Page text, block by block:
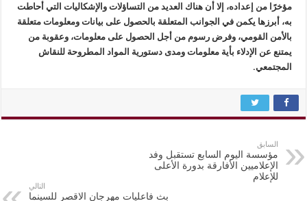
مؤخرًا من إعداده، إلا أن هناك العديد من التساؤلات والإشكاليات التي أحاطت
به، أبرزها يكمن في الجوانب المتعلقة بالحصول على بيانات ومعلومات متعلقة
بالأمن القومي، وفرض رسوم من أجل الحصول على معلومات، وعقوبة من
يمتنع عن الإدلاء بأية معلومات ومدى دستورية المواد المطروحة للنقاش
المجتمعي.
السابق
مؤسسة اليوم السابع تستقبل وفد
الإعلاميين الأفارقة بدورة الأعلى
للإعلام
التالي
بث فاعليات مهرجان الاقصر للسينما